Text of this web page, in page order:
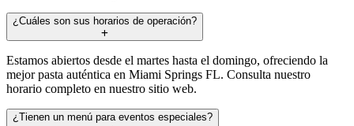
¿Cuáles son sus horarios de operación?
Estamos abiertos desde el martes hasta el domingo, ofreciendo la
mejor pasta auténtica en Miami Springs FL. Consulta nuestro
horario completo en nuestro sitio web.
¿Tienen un menú para eventos especiales?